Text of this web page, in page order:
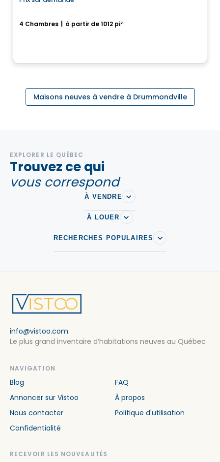
4 Chambres à partir de 1012 pi²
Maisons neuves à vendre à Drummondville
EXPLORER LE QUÉBEC
Trouvez ce qui
vous correspond
À VENDRE
À LOUER
RECHERCHES POPULAIRES
info@vistoo.com
Le plus grand inventaire d’habitations neuves au Québec
NAVIGATION
Blog
FAQ
Annoncer sur Vistoo
À propos
Nous contacter
Politique d'utilisation
Confidentialité
RECEVOIR LES NOUVEAUTÉS